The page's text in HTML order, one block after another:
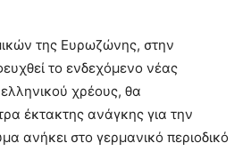
της Ευρωζώνης, στην
το ενδεχόμενο νέας
χρέους, θα
έκτακτης ανάγκης για την
ανήκει στο γερμανικό περιοδικό